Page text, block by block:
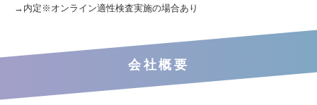
→内定※オンライン適性検査実施の場合あり
会社概要